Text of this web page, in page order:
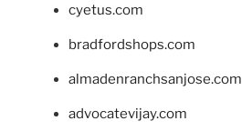
cyetus.com
bradfordshops.com
almadenranchsanjose.com
advocatevijay.com